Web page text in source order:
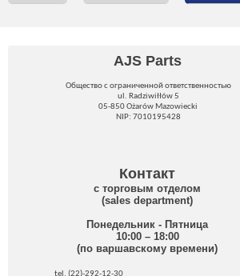
AJS Parts
Общество с ограниченной ответственностью
ul. Radziwiłłów 5
05-850 Ożarów Mazowiecki
NIP: 7010195428
Контакт
с торговым отделом
(sales department)
Понедельник - Пятница
10:00 – 18:00
(по варшавскому времени)
tel. (22)-292-12-30